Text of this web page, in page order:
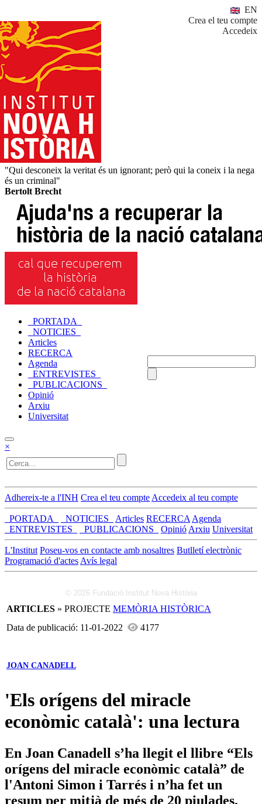
EN
Crea el teu compte
Accedeix
"Qui desconeix la veritat és un ignorant; però qui la coneix i la nega
és un criminal"
Bertolt Brecht
_PORTADA_
_NOTICIES_
Articles
RECERCA
Agenda
_ENTREVISTES_
_PUBLICACIONS_
Opinió
Arxiu
Universitat
×
Adhereix-te a l'INH Crea el teu compte Accedeix al teu compte
_PORTADA_ _NOTICIES_ Articles RECERCA Agenda
_ENTREVISTES_
_PUBLICACIONS_ Opinió Arxiu Universitat
L'Institut Poseu-vos en contacte amb nosaltres Butlletí electrònic
Programació d'actes Avís legal
© 2026 Fundació Institut Nova Història
ARTICLES » PROJECTE MEMÒRIA HISTÒRICA
Data de publicació: 11-01-2022
4177
JOAN CANADELL
'Els orígens del miracle
econòmic català': una lectura
En Joan Canadell s’ha llegit el llibre “Els
orígens del miracle econòmic català” de
l'Antoni Simon i Tarrés i n’ha fet un
resum per mitjà de més de 20 piulades.